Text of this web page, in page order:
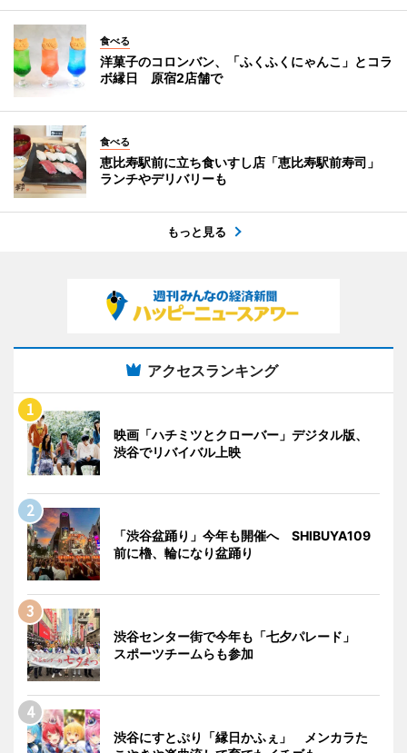
食べる
洋菓子のコロンバン、「ふくふくにゃんこ」とコラ
ボ縁日 原宿2店舗で
食べる
恵比寿駅前に立ち食いすし店「恵比寿駅前寿司」
ランチやデリバリーも
もっと見る
アクセスランキング
映画「ハチミツとクローバー」デジタル版、
渋谷でリバイバル上映
「渋谷盆踊り」今年も開催へ SHIBUYA109
前に櫓、輪になり盆踊り
渋谷センター街で今年も「七夕パレード」
スポーツチームらも参加
渋谷にすとぷり「縁日かふぇ」 メンカラた